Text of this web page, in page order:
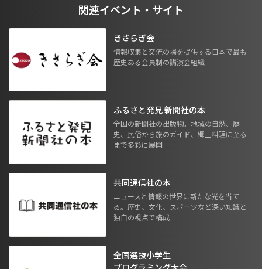
関連イベント・サイト
きさらぎ会
情報収集と交流の場を提供する日本で最も
歴史ある会員制の講演会組織
ふるさと発見 新聞社の本
全国の新聞社の出版物。地域の自然、歴
史、民俗から旅のガイド、郷土料理に至る
まで多彩に展開
共同通信社の本
ニュースと情報の世界に新たな光を当て
る。歴史、文化、スポーツなど深い知識と
独自の視点で構成
全国選抜小学生